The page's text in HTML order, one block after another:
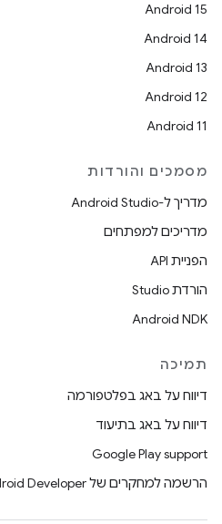
Android 15
Android 14
Android 13
Android 12
Android 11
מסמכים והורדות
מדריך ל-Android Studio
מדריכים למפתחים
הפניית API
הורדת Studio
Android NDK
תמיכה
דיווח על באג בפלטפורמה
דיווח על באג בתיעוד
Google Play support
הרשמה למחקרים של Android Developer